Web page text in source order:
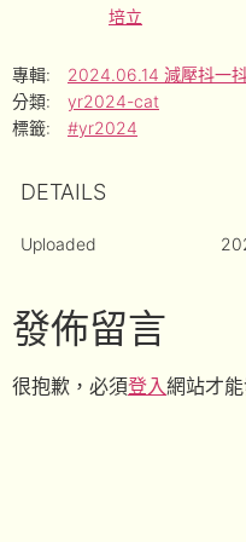
培立
專輯:
2024.06.14 減壓抖一
分類:
yr2024-cat
標籤:
#yr2024
DETAILS
Uploaded
發佈留言
很抱歉，必須登入網站才